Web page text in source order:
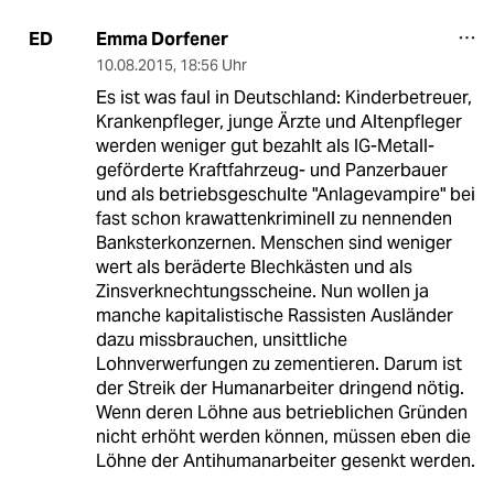
ED Emma Dorfener
10.08.2015, 18:56 Uhr
Es ist was faul in Deutschland: Kinderbetreuer,
Krankenpfleger, junge Ärzte und Altenpfleger
werden weniger gut bezahlt als IG-Metall-
geförderte Kraftfahrzeug- und Panzerbauer
und als betriebsgeschulte "Anlagevampire" bei
fast schon krawattenkriminell zu nennenden
Banksterkonzernen. Menschen sind weniger
wert als beräderte Blechkästen und als
Zinsverknechtungsscheine. Nun wollen ja
manche kapitalistische Rassisten Ausländer
dazu missbrauchen, unsittliche
Lohnverwerfungen zu zementieren. Darum ist
der Streik der Humanarbeiter dringend nötig.
Wenn deren Löhne aus betrieblichen Gründen
nicht erhöht werden können, müssen eben die
Löhne der Antihumanarbeiter gesenkt werden.